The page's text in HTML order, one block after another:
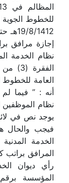
للخطوط الجوية
نظام الخدمة
العامة للخطوط
أنه : ” فيما
نظام
يوجد نص في
الخدمة
المرافق براتب
رأي ديوان